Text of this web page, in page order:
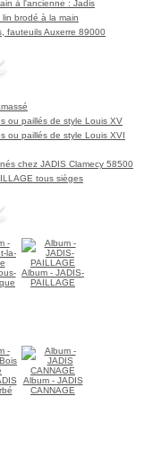
à l'ancienne : Jadis
brodé à la main
fauteuils Auxerre 89000
ou paillés de style Louis XV
ou paillés de style Louis XVI
chez JADIS Clamecy 58500
tous sièges
Album - JADIS-
PAILLAGE
Album - JADIS
CANNAGE